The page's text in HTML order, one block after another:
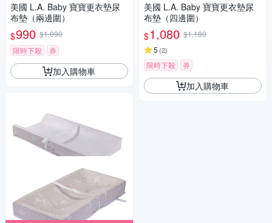
美國 L.A. Baby 寶寶更衣墊尿
布墊（兩邊圍）
$990 $1,090
限時下殺
券
加入購物車
美國 L.A. Baby 寶寶更衣墊尿
布墊（四邊圍）
$1,080 $1,180
5 (2)
限時下殺 券
加入購物車